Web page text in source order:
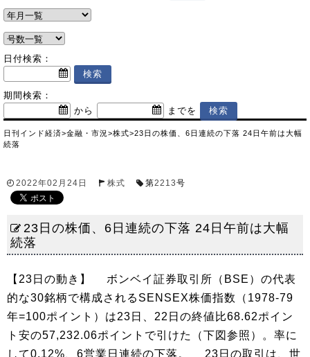
日付検索：
期間検索：
から
までを
日刊インド経済>金融・市況 >株式>23日の株価、6日連続の下落 24日午前は大幅
続落
2022年02月24日 株式 第2213号
23日の株価、6日連続の下落 24日午前は大幅
続落
【23日の動き】 ボンベイ証券取引所（BSE）の代表
的な30銘柄で構成されるSENSEX株価指数（1978-79
年=100ポイント）は23日、22日の終値比68.62ポイン
ト安の57,232.06ポイントで引けた（下図参照）。率に
して0.12%、6営業日連続の下落。 23日の取引は、世